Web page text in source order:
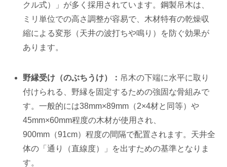
クル式）」が多く採用されています。鋼製吊木は、
ミリ単位での高さ調整が容易で、木材特有の乾燥収
縮による変形（天井の波打ちや鳴り）を防ぐ効果が
あります。
野縁受け（のぶちうけ）： 吊木の下端に水平に取り
付けられる、野縁を固定するための強固な骨組みで
す。一般的には38mm×89mm（2×4材と同等）や
45mm×60mm程度の木材が使用され、
900mm（91cm）程度の間隔で配置されます。天井全
体の「通り（直線度）」を出すための基準となりま
す。